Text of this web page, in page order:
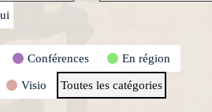
Conférences En région
Visio Toutes les catégories